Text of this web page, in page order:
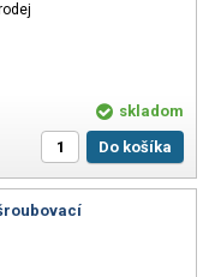
skladom
Do košíka